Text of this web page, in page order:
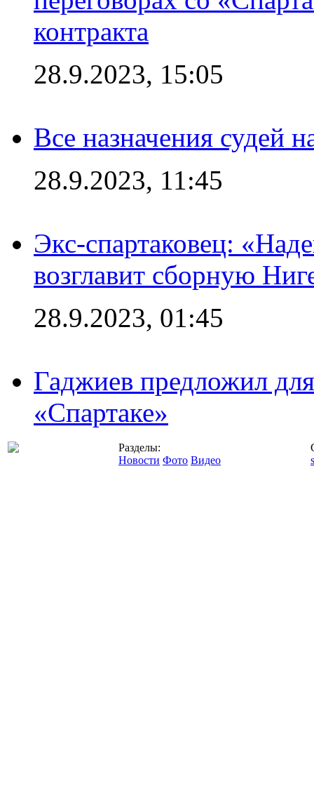
контракта
28.9.2023, 15:05
Все назначения судей
28.9.2023, 11:45
Экс-спартаковец:
возглавит сборную
28.9.2023, 01:45
Гаджиев предложил
«Спартаке»
Разделы:
Новости Фото Видео